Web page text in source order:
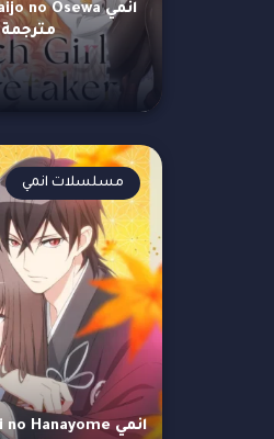
مترجمة
مسلسلات انمي